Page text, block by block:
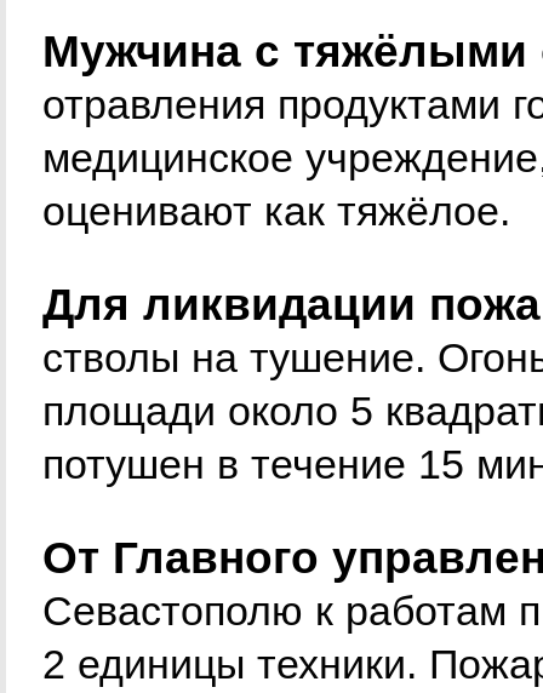
Мужчина с тяжёлыми
отравления продуктами
медицинское
оценивают как тяжёлое.
Для ликвидации
стволы на тушение.
площади около 5
потушен в течение 15
От Главного
Севастополю к работам
2 единицы техники.